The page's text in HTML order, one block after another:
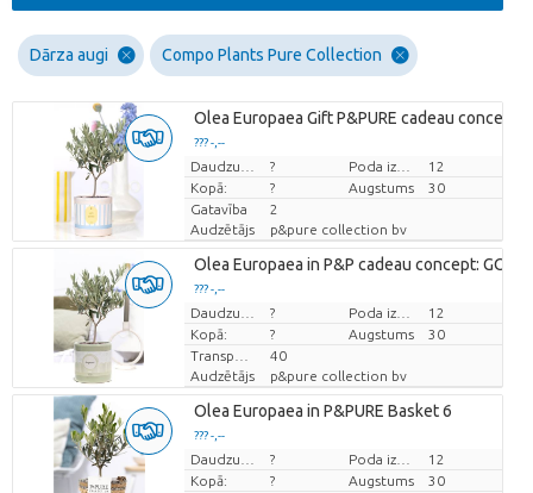
Dārza augi Compo Plants Pure Collection
Olea Europaea Gift P&PURE cadeau concept:
??? -,--
Cena par vienību
?
12
Kopā:
? Augstums
30
Gatavība
2
Audzētājs
p&pure collection bv
Olea Europaea in P&P cadeau concept: GO
??? -,--
Cena par vienību
?
12
Kopā:
? Augstums
30
40
Audzētājs
p&pure collection bv
Olea Europaea in P&PURE Basket 6
??? -,--
Cena par vienību
?
12
Kopā:
? Augstums
30